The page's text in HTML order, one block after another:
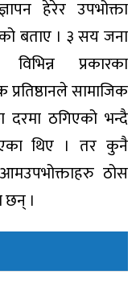
हेरेर उपभोक्ता
बताए । ३ सय जना
प्रकारका
सामाजिक
दरमा ठगिएको भन्दै
थिए । तर कुनै
ठोस
।